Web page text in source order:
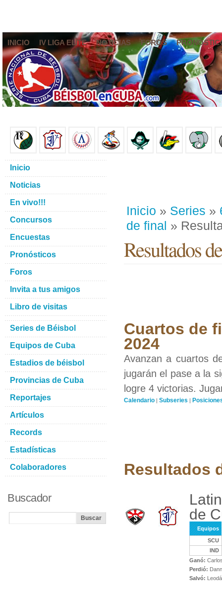
INICIO IV LIGA ELITE NOTICIAS FOROS
Inicio » Series »
de final »
Resultados
Cuartos de
2024
Avanzan a cuartos
jugarán el pase a la
logre 4 victorias.
Calendario | Subseries |
Resultados
de
Equipos
SCU
IND
Ganó:
Perdió:
Salvó:
Inicio
Noticias
En vivo!!!
Concursos
Encuestas
Pronósticos
Foros
Invita a tus amigos
Libro de visitas
Series de Béisbol
Equipos de Cuba
Estadios de béisbol
Provincias de Cuba
Reportajes
Artículos
Records
Estadísticas
Colaboradores
Buscador